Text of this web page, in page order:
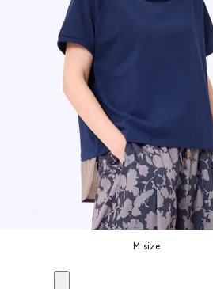
M size